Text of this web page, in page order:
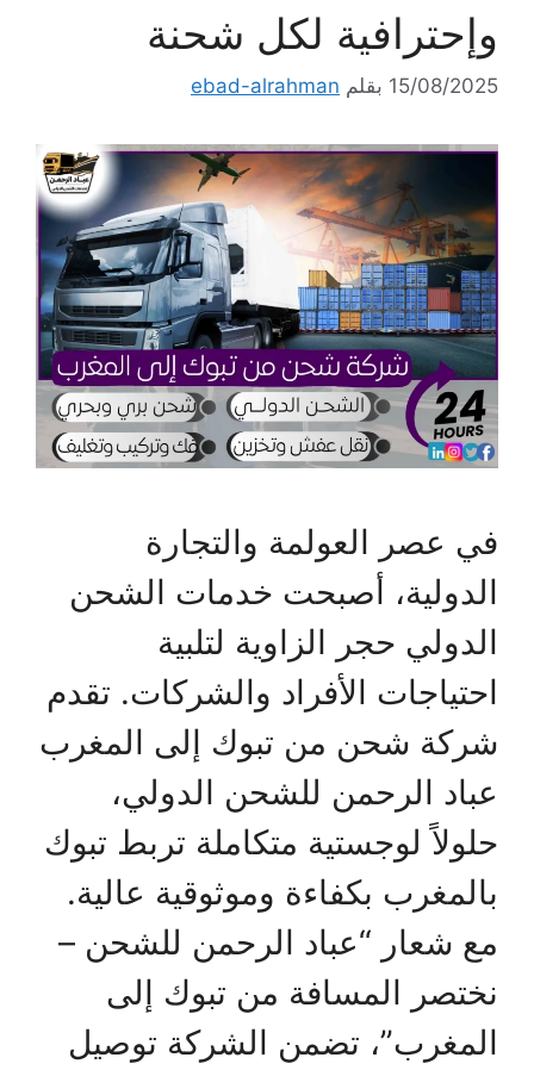
وإحترافية لكل شحنة
15/08/2025 بقلم ebad-alrahman
في عصر العولمة والتجارة
الدولية، أصبحت خدمات الشحن
الدولي حجر الزاوية لتلبية
احتياجات الأفراد والشركات. تقدم
شركة شحن من تبوك إلى المغرب
عباد الرحمن للشحن الدولي،
حلولاً لوجستية متكاملة تربط تبوك
بالمغرب بكفاءة وموثوقية عالية.
مع شعار “عباد الرحمن للشحن –
نختصر المسافة من تبوك إلى
المغرب”، تضمن الشركة توصيل